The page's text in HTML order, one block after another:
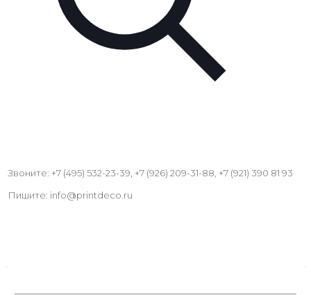
Звоните: +7 (495) 532-23-39, +7 (926) 209-31-88, +7 (921) 390 81 93
Пишите: info@printdeco.ru